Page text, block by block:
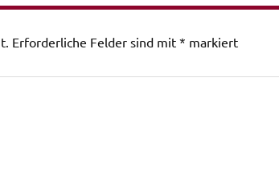
Erforderliche Felder sind mit * markiert